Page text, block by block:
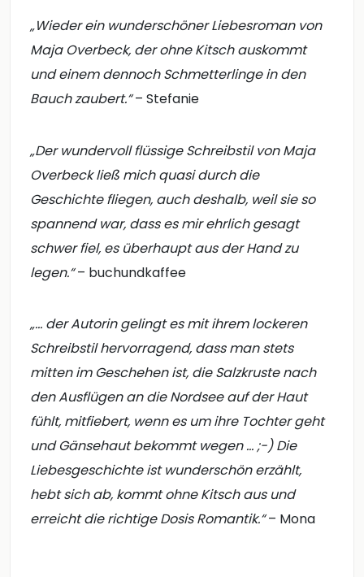
„Wieder ein wunderschöner Liebesroman von
Maja Overbeck, der ohne Kitsch auskommt
und einem dennoch Schmetterlinge in den
Bauch zaubert.“– Stefanie
„Der wundervoll flüssige Schreibstil von Maja
Overbeck ließ mich quasi durch die
Geschichte fliegen, auch deshalb, weil sie so
spannend war, dass es mir ehrlich gesagt
schwer fiel, es überhaupt aus der Hand zu
legen.“– buchundkaffee
„... der Autorin gelingt es mit ihrem lockeren
Schreibstil hervorragend, dass man stets
mitten im Geschehen ist, die Salzkruste nach
den Ausflügen an die Nordsee auf der Haut
fühlt, mitfiebert, wenn es um ihre Tochter geht
und Gänsehaut bekommt wegen … ;-) Die
Liebesgeschichte ist wunderschön erzählt,
hebt sich ab, kommt ohne Kitsch aus und
erreicht die richtige Dosis Romantik.“– Mona